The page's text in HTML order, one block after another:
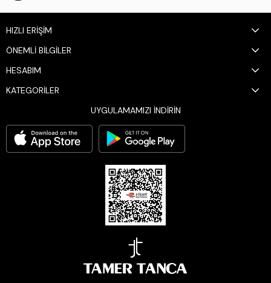
HIZLI ERİŞİM
ÖNEMLİ BİLGİLER
HESABIM
KATEGORİLER
UYGULAMAMIZI İNDİRİN